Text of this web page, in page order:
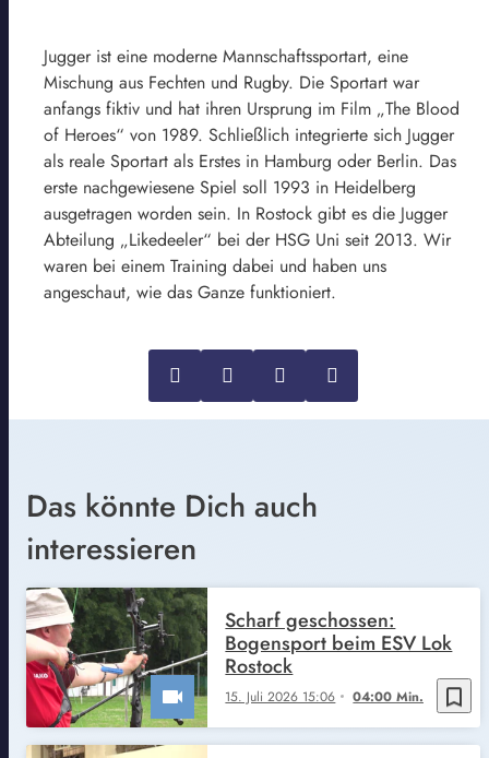
Jugger ist eine moderne Mannschaftssportart, eine
Mischung aus Fechten und Rugby. Die Sportart war
anfangs fiktiv und hat ihren Ursprung im Film „The Blood
of Heroes“ von 1989. Schließlich integrierte sich Jugger
als reale Sportart als Erstes in Hamburg oder Berlin. Das
erste nachgewiesene Spiel soll 1993 in Heidelberg
ausgetragen worden sein. In Rostock gibt es die Jugger
Abteilung „Likedeeler“ bei der HSG Uni seit 2013. Wir
waren bei einem Training dabei und haben uns
angeschaut, wie das Ganze funktioniert.
Das könnte Dich auch
interessieren
bookmark_border
15. Juli 2026 15:06 04:00 Min.
Scharf geschossen:
Bogensport beim ESV Lok
Rostock